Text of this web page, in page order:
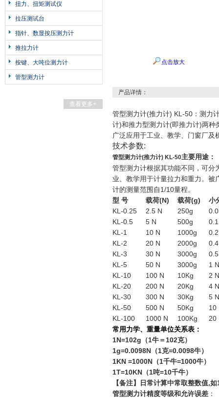
扭力、扭矩测试仪
拉压测试台
指针、数显按压测力计
推拉力计
按键、大吨位测力计
管型测力计
查看更多+
点击放大
产品详情：
管型测力计(推力计) KL-50：测力
计)和推力型测力计(即推力计)两种
广泛应用于工业、教学、门窗厂
技术参数:
管型测力计(推力计) KL-50主要用途：
管型测力计根据其功能不同，可分
业、教学用于计量拉力和重力。
计的测量范围自1/10量程。
型 号 载荷(N) 载荷(g)
小
KL-0.25
2.5 N 250g
KL-0.5
5 N 500g
KL-1
10 N 1000g
KL-2
20 N 2000g
KL-3
30 N 3000g
KL-5
50 N 3000g
1 N
KL-10
100 N 10Kg
2 N
KL-20
200 N 20Kg
4 N
KL-30
300 N 30Kg
5 N
KL-50
500 N 50Kg
10
KL-100
1000 N 100Kg
20
常用力学、重量单位关系表：
1N=102g（1牛＝102克）
1g=0.0098N（1克=0.0098牛）
1KN =1000N（1千牛=1000牛）
1T=10KN（1吨=10千牛）
【备注】日常计算中常取整数值,
管型测力计精度等级和允许误差 ：